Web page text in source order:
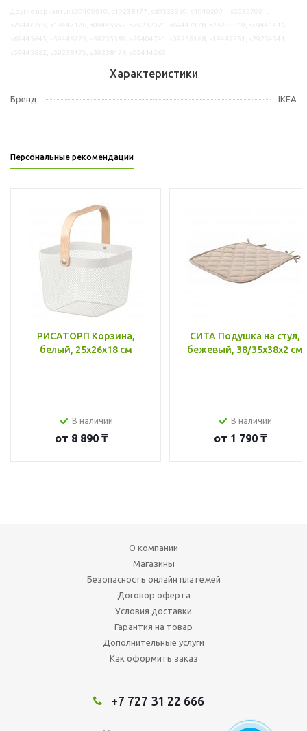
Характеристики
Бренд IKEA
Персональные рекомендации
РИСАТОРП Корзина,
белый, 25x26x18 см
В наличии
от 8 890 ₸
СИТА Подушка на стул,
бежевый, 38/35x38x2 см
В наличии
от 1 790 ₸
О компании
Магазины
Безопасность онлайн платежей
Договор оферта
Условия доставки
Гарантия на товар
Дополнительные услуги
Как оформить заказ
+7 727 31 22 666